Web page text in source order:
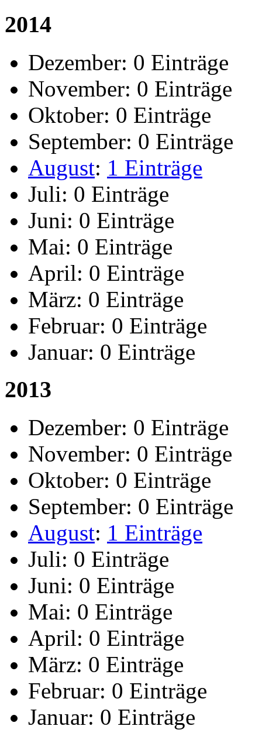
2014
Dezember: 0 Einträge
November: 0 Einträge
Oktober: 0 Einträge
September: 0 Einträge
August: 1 Einträge
Juli: 0 Einträge
Juni: 0 Einträge
Mai: 0 Einträge
April: 0 Einträge
März: 0 Einträge
Februar: 0 Einträge
Januar: 0 Einträge
2013
Dezember: 0 Einträge
November: 0 Einträge
Oktober: 0 Einträge
September: 0 Einträge
August: 1 Einträge
Juli: 0 Einträge
Juni: 0 Einträge
Mai: 0 Einträge
April: 0 Einträge
März: 0 Einträge
Februar: 0 Einträge
Januar: 0 Einträge